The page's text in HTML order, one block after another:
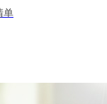
单